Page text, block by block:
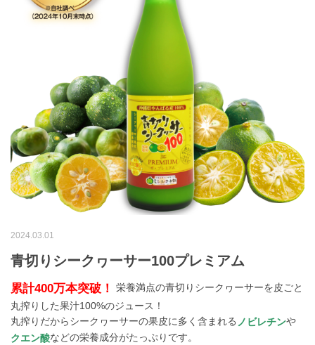
2024.03.01
青切りシークヮーサー100プレミアム
累計400万本突破！
栄養満点の青切りシークヮーサーを皮ごと
丸搾りした果汁100%のジュース！
丸搾りだからシークヮーサーの果皮に多く含まれる ノビレチンや
クエン酸などの栄養成分がたっぷりです。